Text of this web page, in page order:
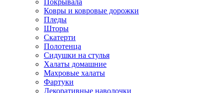
Покрывала
Ковры и ковровые дорожки
Пледы
Шторы
Скатерти
Полотенца
Сидушки на стулья
Халаты домашние
Махровые халаты
Фартуки
Декоративные наволочки